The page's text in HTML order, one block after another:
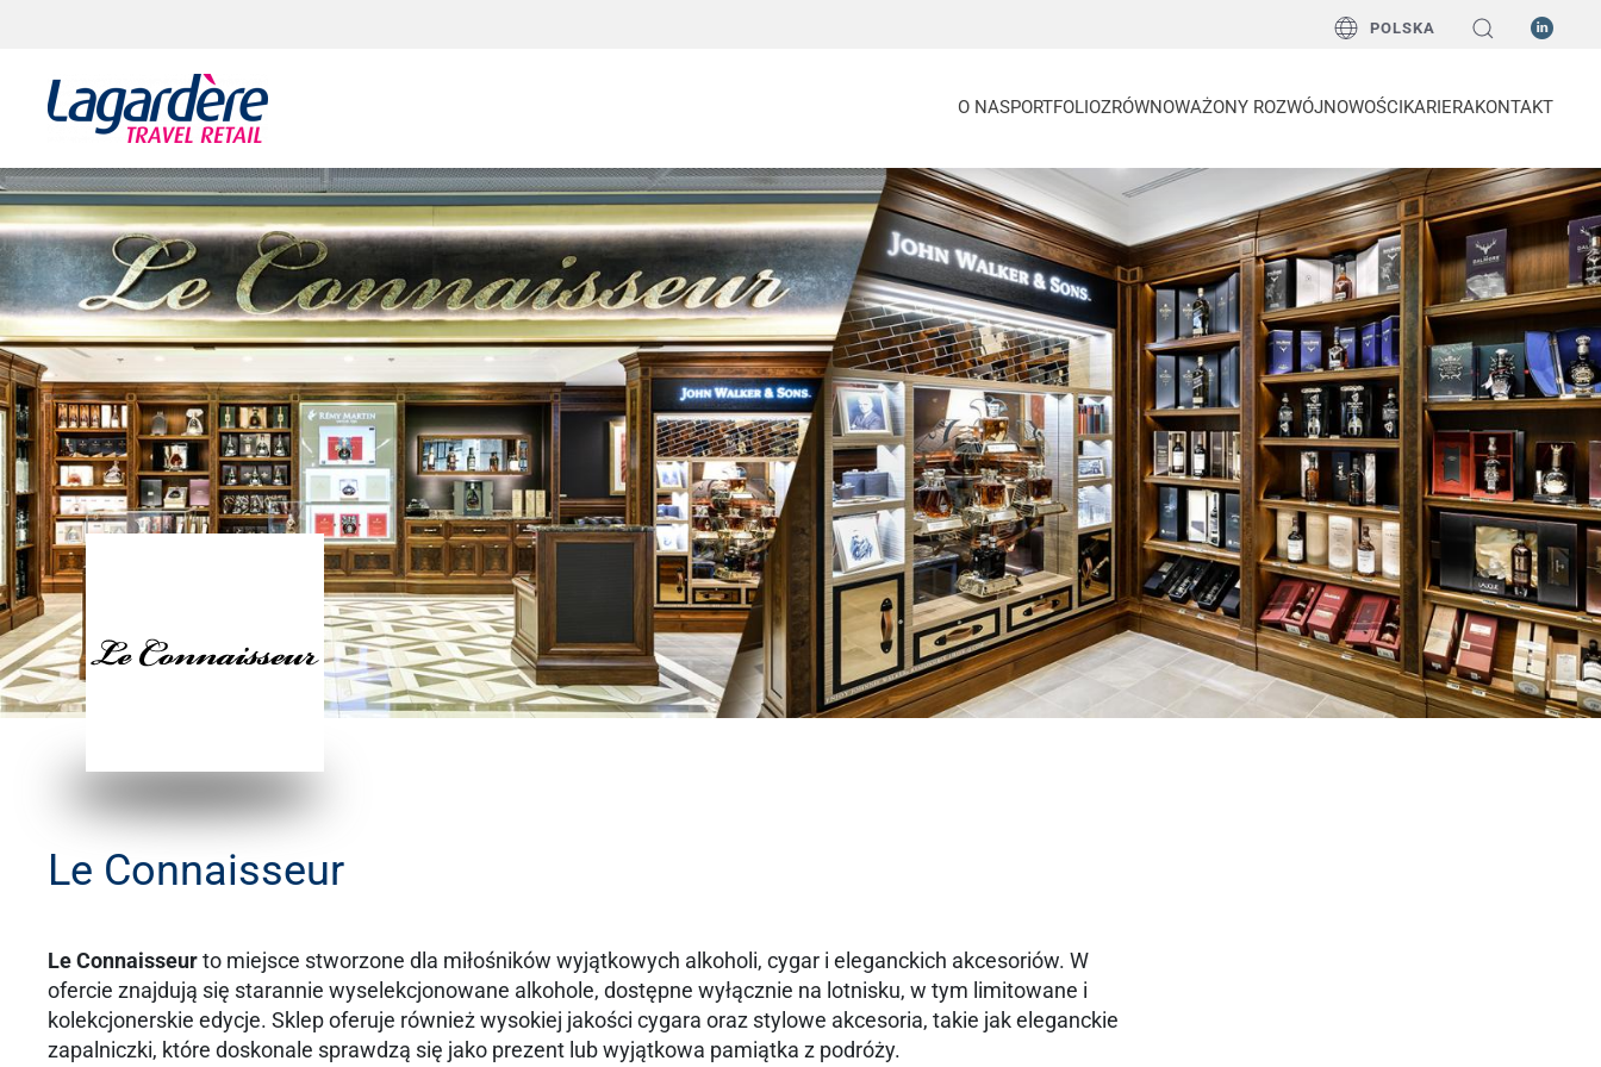
Skocz do stopki
POLSKA
O NASPORTFOLIOZRÓWNOWAŻONY ROZWÓJNOWOŚCIKARIERAKONTAKT
Le Connaisseur
Le Connaisseurto miejsce stworzone dla miłośników wyjątkowych alkoholi, cygar i eleganckich akcesoriów. W
ofercie znajdują się starannie wyselekcjonowane alkohole, dostępne wyłącznie na lotnisku, w tym limitowane i
kolekcjonerskie edycje. Sklep oferuje również wysokiej jakości cygara oraz stylowe akcesoria, takie jak eleganckie
zapalniczki, które doskonale sprawdzą się jako prezent lub wyjątkowa pamiątka z podróży.